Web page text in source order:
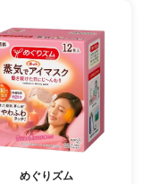
めぐりズム